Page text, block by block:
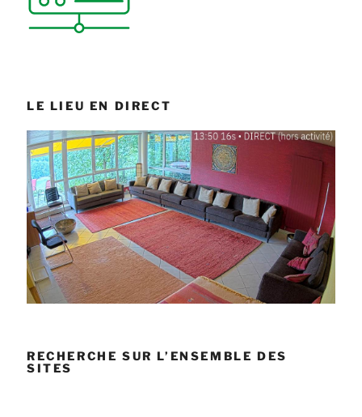
LE LIEU EN DIRECT
RECHERCHE SUR L’ENSEMBLE DES
SITES